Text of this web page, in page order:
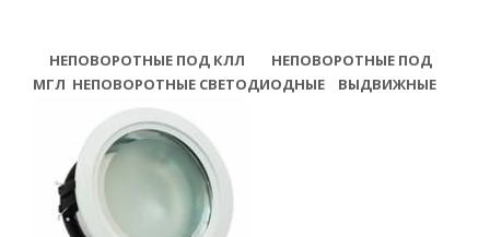
НЕПОВОРОТНЫЕ ПОД КЛЛ
НЕПОВОРОТНЫЕ ПОД
МГЛ НЕПОВОРОТНЫЕ СВЕТОДИОДНЫЕ ВЫДВИЖНЫЕ